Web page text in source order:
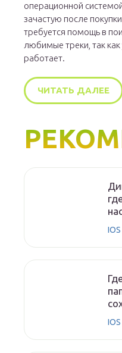
операционной
зачастую после
требуется помощь в
любимые треки, так
работает.
ЧИТАТЬ ДАЛЕЕ
IOS
IOS